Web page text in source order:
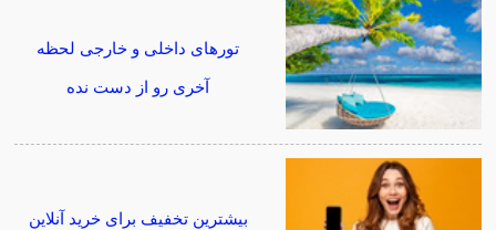
تورهای داخلی و خارجی لحظه
آخری رو از دست نده
بیشترین تخفیف برای خرید آنلاین